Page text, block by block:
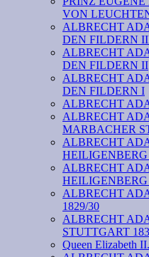
VON
ALBRECHT
DEN FILDERN
ALBRECHT
DEN FILDERN II
ALBRECHT
DEN FILDERN I
ALBRECHT
ALBRECHT
MARBACHER
ALBRECHT
HEILIGENBERG
ALBRECHT
HEILIGENBERG
ALBRECHT
1829/30
ALBRECHT
STUTTGART
Queen Elizabeth